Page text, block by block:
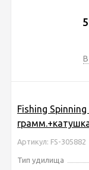
Fishing
Артикул: FS-305882
Тип удилища